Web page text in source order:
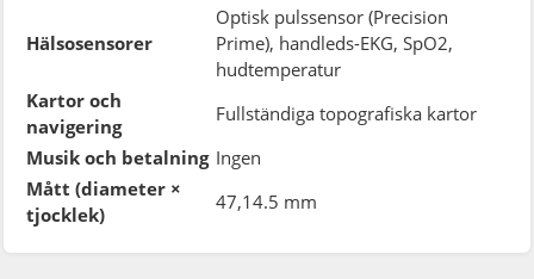
Hälsosensorer
Optisk pulssensor (Precision
Prime), handleds-EKG, SpO2,
hudtemperatur
Kartor och
navigering
Fullständiga topografiska kartor
Musik och betalning Ingen
Mått (diameter ×
tjocklek)
47,14.5 mm